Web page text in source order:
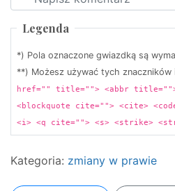
Legenda
*) Pola oznaczone gwiazdką są
**) Możesz używać tych znaczników
href="" title=""> <abbr title="">
<blockquote cite=""> <cite>
<i> <q cite=""> <s> <strike>
Kategoria: zmiany w prawie